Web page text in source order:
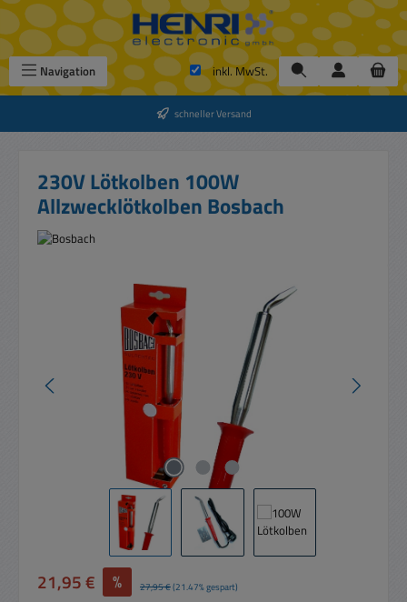
Zum Hauptinhalt springen
Navigation inkl. MwSt.
schneller Versand
230V Lötkolben 100W
Allzwecklötkolben Bosbach
Bildergalerie überspringen
Verkaufspreis:
21,95 € % Regulärer Preis:
27,95 €(21.47% gespart)